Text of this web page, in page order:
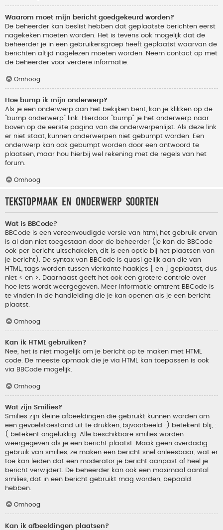
Waarom moet mijn bericht goedgekeurd worden?
De beheerder kan beslist hebben dat geplaatste berichten eerst
nagekeken moeten worden. Het is tevens ook mogelijk dat de
beheerder je in een gebruikersgroep heeft geplaatst waarvan de
berichten altijd nagelezen moeten worden. Neem contact op met
de beheerder voor verdere informatie.
Omhoog
Hoe bump ik mijn onderwerp?
Als je een onderwerp aan het bekijken bent, kan je klikken op de
"bump onderwerp" link. Hierdoor "bump" je het onderwerp naar
boven op de eerste pagina van de onderwerpenlijst. Als deze link
er niet staat, kunnen onderwerpen niet gebumpt worden. Een
onderwerp kan ook gebumpt worden door een antwoord te
plaatsen, maar hou hierbij wel rekening met de regels van het
forum.
Omhoog
Tekstopmaak en onderwerp soorten
Wat is BBCode?
BBCode is een vereenvoudigde versie van html, het gebruik ervan
is al dan niet toegestaan door de beheerder (je kan de BBCode
ook per bericht uitschakelen, dit is een optie bij het plaatsen van
je bericht). De syntax van BBCode is quasi gelijk aan die van
HTML, tags worden tussen vierkante haakjes [ en ] geplaatst, dus
niet < en >. Daarnaast geeft het ook een grotere controle over
hoe iets wordt weergegeven. Meer informatie omtrent BBCode is
te vinden in de handleiding die je kan openen als je een bericht
plaatst.
Omhoog
Kan ik HTML gebruiken?
Nee, het is niet mogelijk om je bericht op te maken met HTML
code. De meeste opmaak die je via HTML kan toepassen is ook
via BBCode mogelijk.
Omhoog
Wat zijn Smilies?
Smilies zijn kleine afbeeldingen die gebruikt kunnen worden om
een gevoelstoestand uit te drukken, bijvoorbeeld :) betekent blij, :
( betekent ongelukkig. Alle beschikbare smilies worden
weergegeven als je een bericht plaatst. Maak geen overdadig
gebruik van smilies, ze maken een bericht snel onleesbaar, wat er
toe kan leiden dat een moderator je bericht aanpast of heel je
bericht verwijdert. De beheerder kan ook een maximaal aantal
smilies, dat in een bericht gebruikt mag worden, bepaald
hebben.
Omhoog
Kan ik afbeeldingen plaatsen?